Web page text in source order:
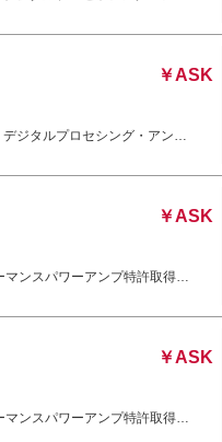
￥ASK
ジタルプロセシング・アン…
￥ASK
マンスパワーアンプ特許取得…
￥ASK
マンスパワーアンプ特許取得…